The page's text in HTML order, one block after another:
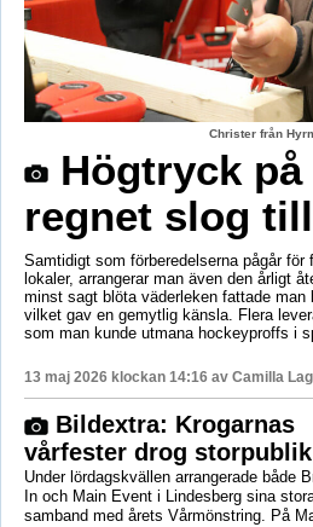
Christer från
Högtryck på
regnet slog till
Samtidigt som förberedelserna pågår
lokaler, arrangerar man även den årligt
minst sagt blöta väderleken fattade
vilket gav en gemytlig känsla. Flera
som man kunde utmana hockeyproffs i
13 maj 2026 klockan 14:16 av Camilla
Bildextra: Krogarnas
vårfester drog storpublik
Under lördagskvällen arrangerade både
In och Main Event i Lindesberg sina
samband med årets Vårmönstring. På